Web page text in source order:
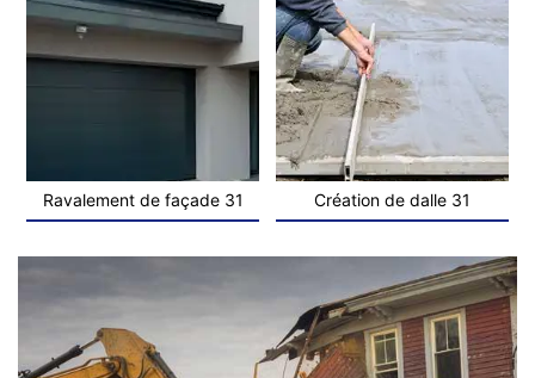
Ravalement de façade 31 Création de dalle 31